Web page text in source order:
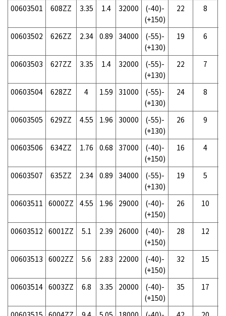
00603501 608ZZ 3.35 1.4 32000
(-40)-
(+150)
22 8
00603502 626ZZ 2.34 0.89 34000
(-55)-
(+130)
19 6
00603503 627ZZ 3.35 1.4 32000
(-55)-
(+130)
22 7
00603504 628ZZ 4 1.59 31000
(-55)-
(+130)
24 8
00603505 629ZZ 4.55 1.96 30000
(-55)-
(+130)
26 9
00603506 634ZZ 1.76 0.68 37000
(-40)-
(+150)
16 4
00603507 635ZZ 2.34 0.89 34000
(-55)-
(+130)
19 5
00603511 6000ZZ 4.55 1.96 29000
(-40)-
(+150)
26 10
00603512 6001ZZ 5.1 2.39 26000
(-40)-
(+150)
28 12
00603513 6002ZZ 5.6 2.83 22000
(-40)-
(+150)
32 15
00603514 6003ZZ 6.8 3.35 20000
(-40)-
(+150)
35 17